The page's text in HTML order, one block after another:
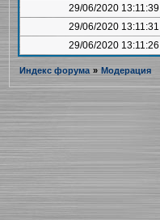
29/06/2020 13:11:39
29/06/2020 13:11:31
29/06/2020 13:11:26
Индекс форума » Модерация